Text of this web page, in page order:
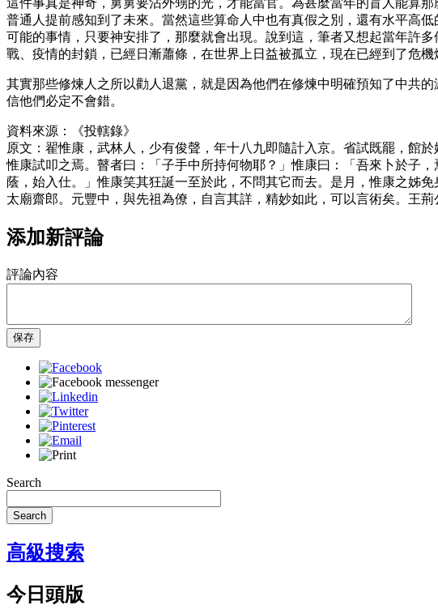
普通人提前感知到了未來。當然這些算命人中也有真假之別，還有水平高
可能的事情，只要神安排了，那麼就會出現。說到這，筆者又想起當年許
戰、疫情的封鎖，已經日漸蕭條，在世界上日益被孤立，現在已經到了危
其實那些修煉人之所以勸人退黨，就是因為他們在修煉中明確預知了中共
信他們必定不會錯。
資料來源：《投轄錄》
原文：翟惟康，武林人，少有俊聲，年十八九即隨計入京。省試既罷，館
惟康試叩之焉。瞽者曰：「子手中所持何物耶？」惟康曰：「吾來卜於子
蔭，始入仕。」惟康笑其狂誕一至於此，不問其它而去。是月，惟康之姊
太廟齋郎。元豐中，與先祖為僚，自言其詳，精妙如此，可以言術矣。王
添加新評論
評論內容
保存
Search
Search
高級搜索
今日頭版